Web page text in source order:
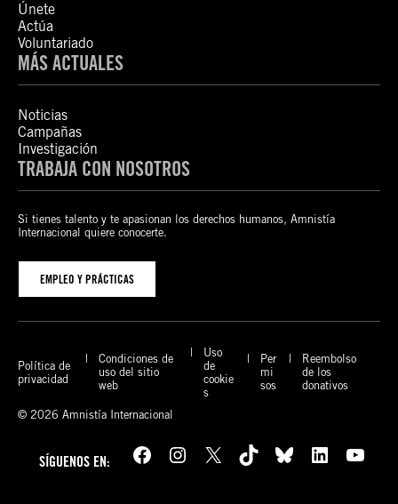
Únete
Actúa
Voluntariado
MÁS ACTUALES
Noticias
Campañas
Investigación
TRABAJA CON NOSOTROS
Si tienes talento y te apasionan los derechos humanos, Amnistía
Internacional quiere conocerte.
EMPLEO Y PRÁCTICAS
Política de
privacidad
Condiciones de
uso del sitio
web
Uso
de
cookie
s
Per
mi
sos
Reembolso
de los
donativos
© 2026 Amnistía Internacional
SÍGUENOS EN: Facebook Instagram X TikTok Bluesky LinkedIn YouTube